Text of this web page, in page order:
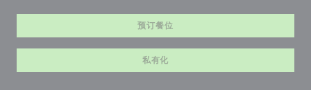
预订餐位
私有化